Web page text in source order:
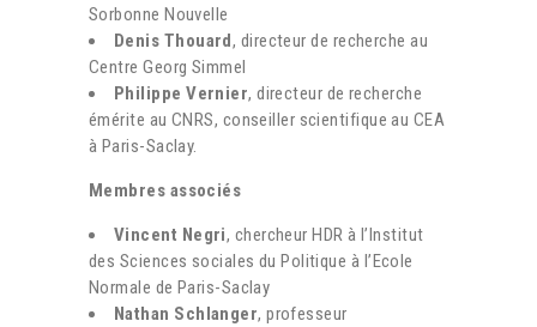
Sorbonne Nouvelle
Denis Thouard, directeur de recherche au
Centre Georg Simmel
Philippe Vernier, directeur de recherche
émérite au CNRS, conseiller scientifique au CEA
à Paris-Saclay.
Membres associés
Vincent Negri, chercheur HDR à l’Institut
des Sciences sociales du Politique à l’Ecole
Normale de Paris-Saclay
Nathan Schlanger, professeur